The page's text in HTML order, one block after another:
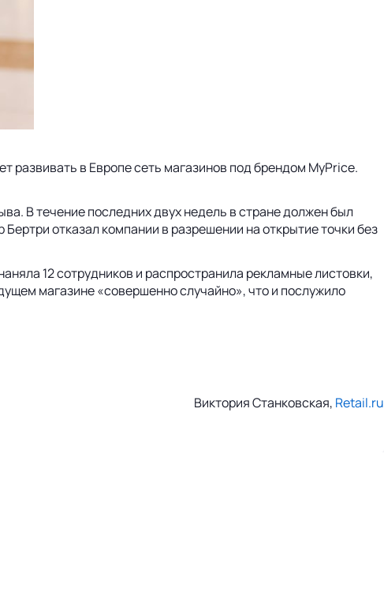
развивать в Европе сеть магазинов под брендом MyPrice.
В течение последних двух недель в стране должен был
отказал компании в разрешении на открытие точки без
12 сотрудников и распространила рекламные листовки,
магазине «совершенно случайно», что и послужило
Виктория Станковская, Retail.ru